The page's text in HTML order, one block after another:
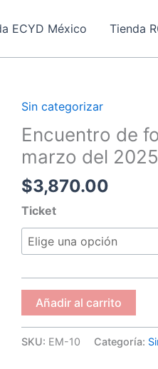
ECYD México Tienda
Sin categorizar
Encuentro de
marzo del
$3,870.00
Ticket
Encuentro
de
formadores
(28
al
marzo
del
2025)
cantidad
Añadir al carrito
SKU: EM-10 Categoría: